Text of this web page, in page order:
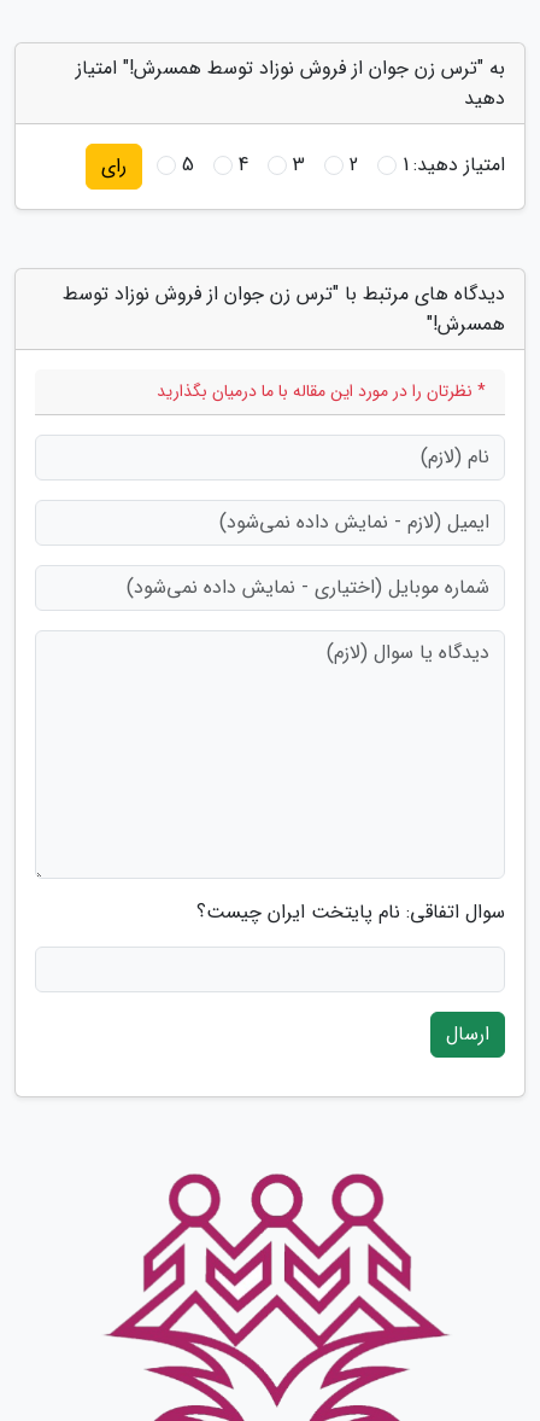
به "ترس زن جوان از فروش نوزاد توسط همسرش!" امتیاز
دهید
امتیاز دهید:1
2
3
4
5 رای
دیدگاه های مرتبط با "ترس زن جوان از فروش نوزاد توسط
همسرش!"
* نظرتان را در مورد این مقاله با ما درمیان بگذارید
سوال اتفاقی: نام پایتخت ایران چیست؟
ارسال